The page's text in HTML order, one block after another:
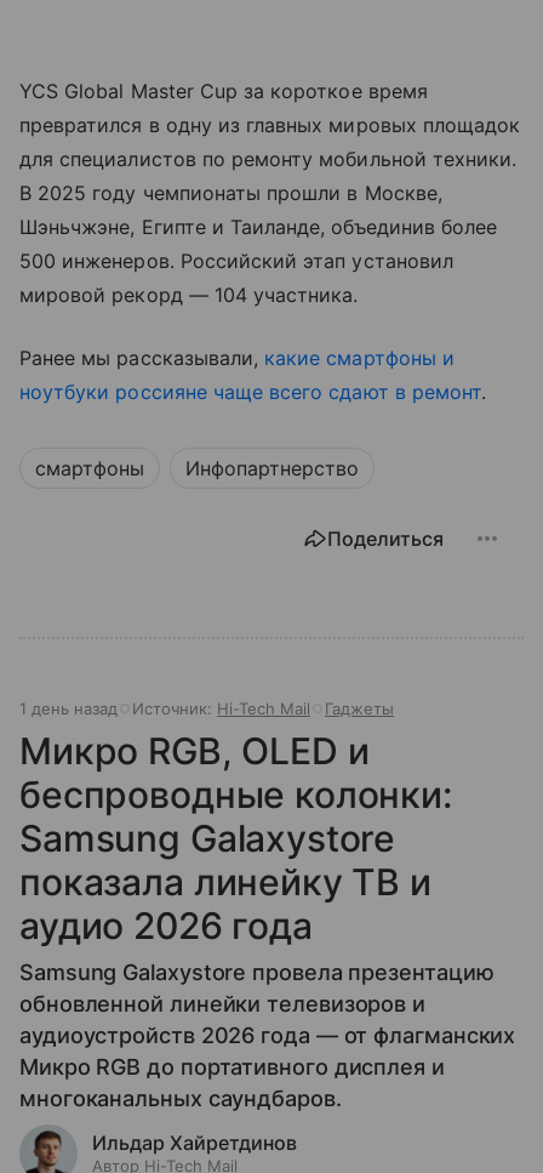
YCS Global Master Cup за короткое время
превратился в одну из главных мировых площадок
для специалистов по ремонту мобильной техники.
В 2025 году чемпионаты прошли в Москве,
Шэньчжэне, Египте и Таиланде, объединив более
500 инженеров. Российский этап установил
мировой рекорд — 104 участника.
Ранее мы рассказывали, какие смартфоны и
ноутбуки россияне чаще всего сдают в ремонт.
смартфоны Инфопартнерство
Поделиться
1 день назад Источник: Hi-Tech Mail Гаджеты
Микро RGB, OLED и
беспроводные колонки:
Samsung Galaxystore
показала линейку ТВ и
аудио 2026 года
Samsung Galaxystore провела презентацию
обновленной линейки телевизоров и
аудиоустройств 2026 года — от флагманских
Микро RGB до портативного дисплея и
многоканальных саундбаров.
Ильдар Хайретдинов
Автор Hi-Tech Mail